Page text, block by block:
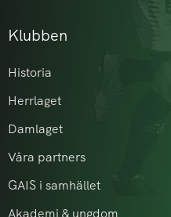
Klubben
Historia
Herrlaget
Damlaget
Våra partners
GAIS i samhället
Akademi & ungdom